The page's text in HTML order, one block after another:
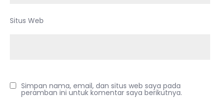
Situs Web
Simpan nama, email, dan situs web saya pada
peramban ini untuk komentar saya berikutnya.